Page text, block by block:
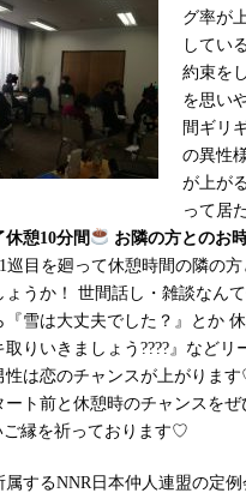
グ率が
してい
約束を
を思い
間ギリ
の異性
が上が
って居
休憩10分間
お隣の方とのお
巡目を廻って休憩時間の隣の
ょうか！ 世間話し・雑談なん
『雪は大丈夫でした？』とか
取りいきましょう????』など リ
性は恋のチャンスが上がりま
ート前と休憩時のチャンスを
縁を祈っております♡
属するNNR日本仲人連盟の定